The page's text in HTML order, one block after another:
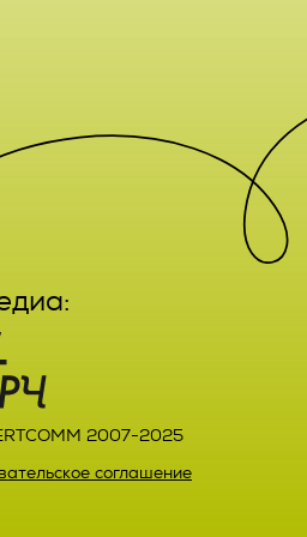
2007-2025
соглашение